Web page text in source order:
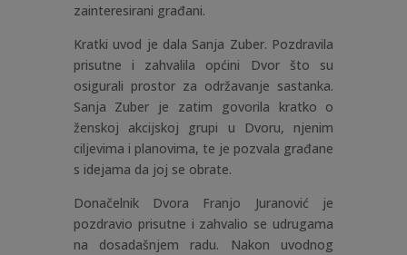
zainteresirani građani.
Kratki uvod je dala Sanja Zuber. Pozdravila
prisutne i zahvalila općini Dvor što su
osigurali prostor za održavanje sastanka.
Sanja Zuber
je zatim govorila kratko o
ženskoj akcijskoj grupi u Dvoru, njenim
ciljevima i planovima, te je pozvala građane
s idejama da joj se obrate.
Donačelnik Dvora Franjo Juranović je
pozdravio prisutne i zahvalio se udrugama
na dosadašnjem radu. Nakon uvodnog